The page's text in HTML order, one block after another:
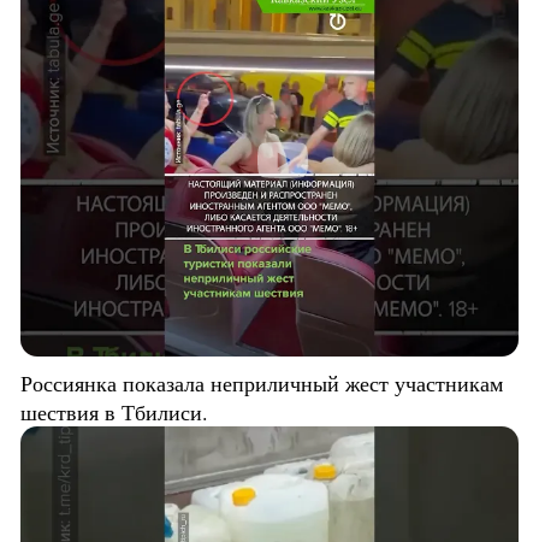
Россиянка показала неприличный жест участникам
шествия в Тбилиси.